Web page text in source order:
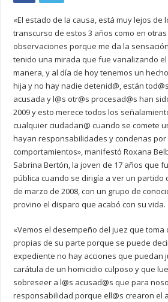
«El estado de la causa, está muy lejos de
transcurso de estos 3 años como en
observaciones porque me da la
tenido una mirada que fue vanalizando el
manera, y al día de hoy tenemos un
hija y no hay nadie detenid@, están
acusada y l@s otr@s procesad@s han
2009 y esto merece todos los
cualquier ciudadan@ cuando se comete
hayan responsabilidades y condenas
comportamientos», manifestó Roxana
Sabrina Bertón, la joven de 17 años que
pública cuando se dirigía a ver un partido
de marzo de 2008, con un grupo de
provino el disparo que acabó con su vida.
«Vemos el desempeño del juez que
propias de su parte porque se puede
expediente no hay acciones que puedan
carátula de un homicidio culposo y que
sobreseer a l@s acusad@s que para
responsabilidad porque ell@s crearon el